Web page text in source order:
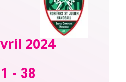
2024
- 38